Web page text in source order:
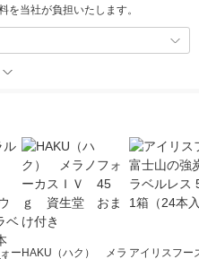
を当社が負担いたします。
ー HAKU（ハク） メラ アイリスフー